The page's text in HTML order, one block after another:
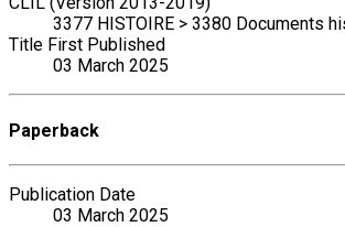
3377 HISTOIRE > 3380 Documents
Title First Published
03 March 2025
Paperback
Publication Date
03 March 2025